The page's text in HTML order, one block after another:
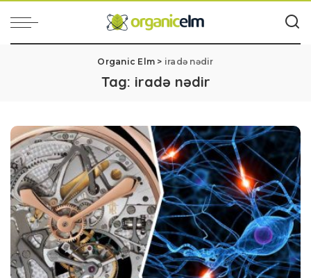
Organic Elm > iradə nədir
Tag: iradə nədir